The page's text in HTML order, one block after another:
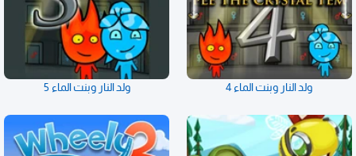
ولد النار وبنت الماء 4 ولد النار وبنت الماء 5